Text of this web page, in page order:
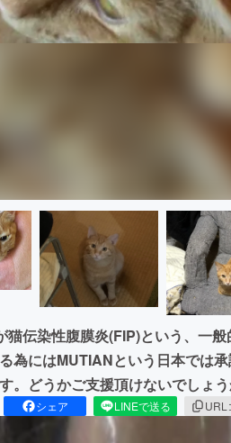
猫伝染性腹膜炎(FIP)という、一
為にはMUTIANという日本では
。どうかご支援頂けないでしょう
シェア LINEで送る URL